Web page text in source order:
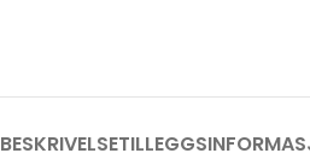
BESKRIVELSE